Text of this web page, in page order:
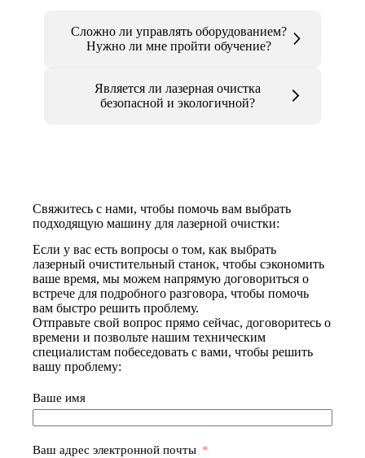
Сложно ли управлять оборудованием?
Нужно ли мне пройти обучение?
Является ли лазерная очистка
безопасной и экологичной?
Свяжитесь с нами, чтобы помочь вам выбрать
подходящую машину для лазерной очистки:
Если у вас есть вопросы о том, как выбрать
лазерный очистительный станок, чтобы сэкономить
ваше время, мы можем напрямую договориться о
встрече для подробного разговора, чтобы помочь
вам быстро решить проблему.
Отправьте свой вопрос прямо сейчас, договоритесь о
времени и позвольте нашим техническим
специалистам побеседовать с вами, чтобы решить
вашу проблему:
Ваше имя
Ваш адрес электронной почты